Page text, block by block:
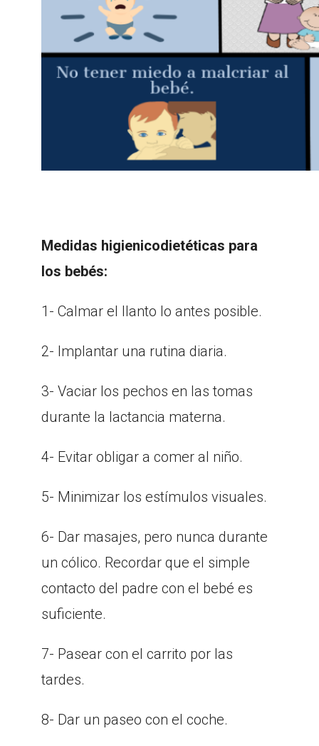
Medidas higienicodietéticas para
los bebés:
1- Calmar el llanto lo antes posible.
2- Implantar una rutina diaria.
3- Vaciar los pechos en las tomas
durante la lactancia materna.
4- Evitar obligar a comer al niño.
5- Minimizar los estímulos visuales.
6- Dar masajes, pero nunca durante
un cólico. Recordar que el simple
contacto del padre con el bebé es
suficiente.
7- Pasear con el carrito por las
tardes.
8- Dar un paseo con el coche.